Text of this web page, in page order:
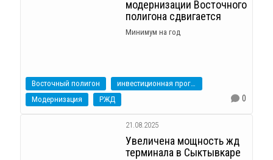
модернизации Восточного
полигона сдвигается
Минимум на год
Восточный полигон
инвестиционная программа
Модернизация
РЖД 0
21.08.2025
Увеличена мощность жд
терминала в Сыктывкаре